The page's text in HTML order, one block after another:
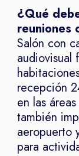
¿Qué
reuniones
Salón con
audiovisual
recepción
en las
también
aeropuerto
para